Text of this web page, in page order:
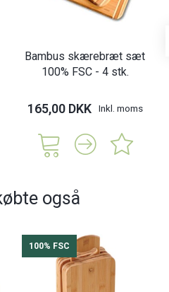
Bambus skærebræt sæt
100% FSC - 4 stk.
165,00 DKK Inkl. moms
også
100% FSC